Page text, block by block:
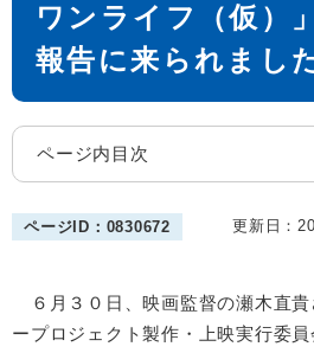
ワンライフ（仮）
報告に来られまし
ページ内目次
ページID：0830672 更新日：
６月３０日、映画監督の瀬木直
ープロジェクト製作・上映実行委